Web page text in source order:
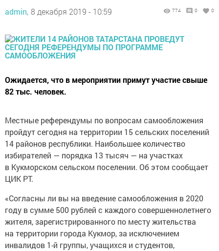
admin, 8 декабря 2019 - 10:59 774 0 0
Ожидается, что в мероприятии примут участие свыше
82 тыс. человек.
Местные референдумы по вопросам самообложения
пройдут сегодня на территории 15 сельских поселений
14 районов республики. Наибольшее количество
избирателей — порядка 13 тысяч — на участках
в Кукморском сельском поселении. Об этом сообщает
ЦИК РТ.
«Согласны ли вы на введение самообложения в 2020
году в сумме 500 рублей с каждого совершеннолетнего
жителя, зарегистрированного по месту жительства
на территории города Кукмор, за исключением
инвалидов 1-й группы, учащихся и студентов,